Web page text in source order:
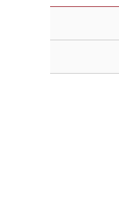
공지사항 상세보기 - 제목, 담당부서, 담당자, 담당연락처, 내용, 첨부파일 정보 제공